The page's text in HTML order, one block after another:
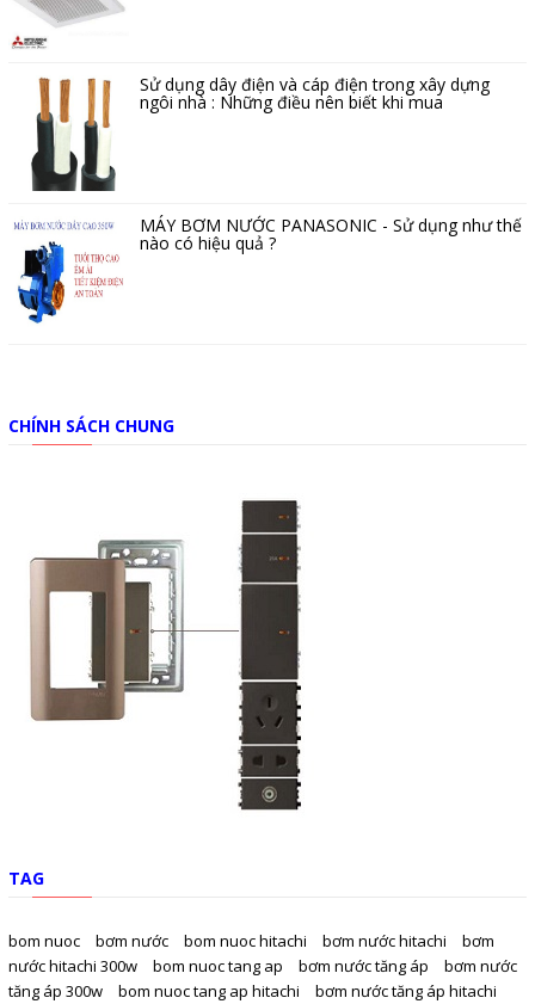
Sử dụng dây điện và cáp điện trong xây dựng
ngôi nhà : Những điều nên biết khi mua
MÁY BƠM NƯỚC PANASONIC - Sử dụng như thế
nào có hiệu quả ?
CHÍNH SÁCH CHUNG
TAG
bom nuoc bơm nước bom nuoc hitachi bơm nước hitachi
bơm
nước hitachi 300w
bom nuoc tang ap bơm nước tăng áp
bơm nước
tăng áp 300w
bom nuoc tang ap hitachi
bơm nước tăng áp hitachi